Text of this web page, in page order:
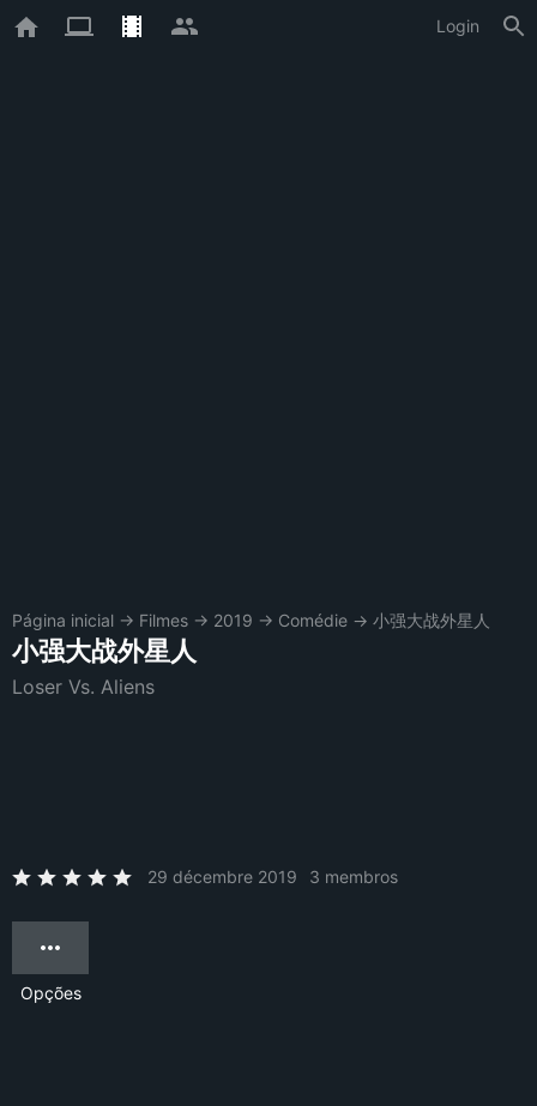
Login
Página inicial → Filmes → 2019 → Comédie → 小强大战外星人
小强大战外星人
Loser Vs. Aliens
29 décembre 2019 3 membros
Opções